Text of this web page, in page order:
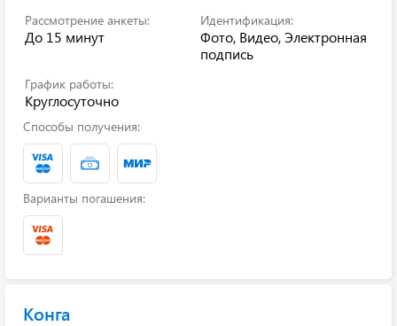
Рассмотрение анкеты:
До 15 минут
Идентификация:
Фото, Видео, Электронная
подпись
График работы:
Круглосуточно
Способы получения:
Варианты погашения:
Конга